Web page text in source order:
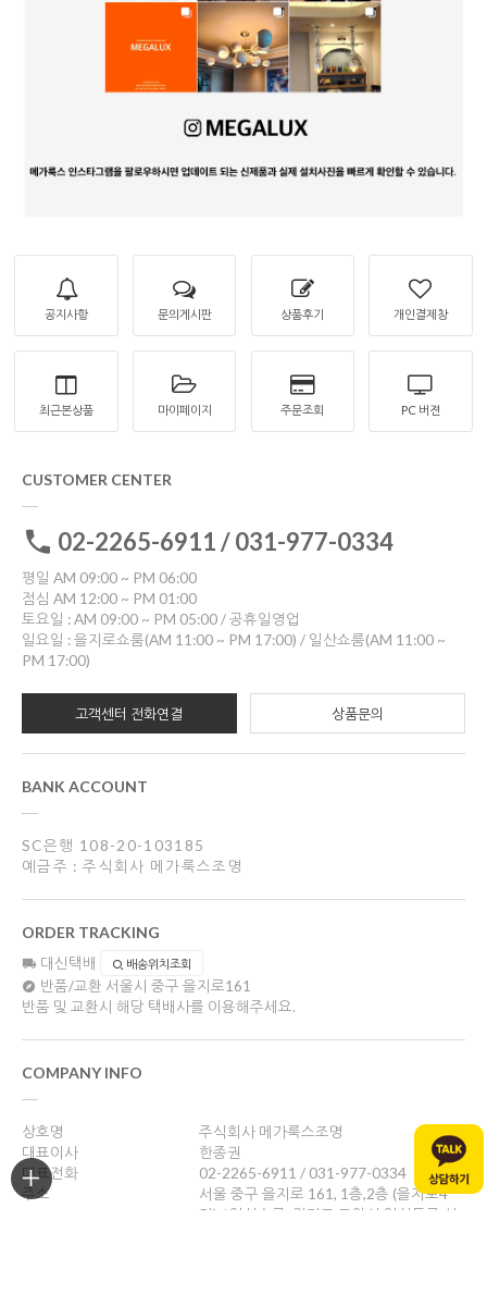
공지사항 문의게시판 상품후기 개인결제창
최근본상품 마이페이지 주문조회 PC 버젼
CUSTOMER CENTER
02-2265-6911 / 031-977-0334
평일 AM 09:00 ~ PM 06:00
점심 AM 12:00 ~ PM 01:00
토요일 : AM 09:00 ~ PM 05:00 / 공휴일영업
일요일 : 을지로쇼룸(AM 11:00 ~ PM 17:00) / 일산쇼룸(AM 11:00 ~
PM 17:00)
고객센터 전화연결 상품문의
BANK ACCOUNT
SC은행 108-20-103185
예금주 : 주식회사 메가룩스조명
ORDER TRACKING
대신택배 배송위치조회
반품/교환 서울시 중구 을지로161
반품 및 교환시 해당 택배사를 이용해주세요.
COMPANY INFO
상호명
주식회사 메가룩스조명
대표이사
한종권
대표전화
02-2265-6911 / 031-977-0334
주소
서울 중구 을지로 161, 1층,2층 (을지로4
가) / 일산쇼룸: 경기도 고양시 일산동구 성